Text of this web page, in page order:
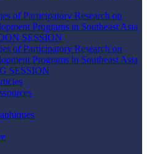
of Participatory Research on
Programs in Southeast Asia
SESSION
of Participatory Research on
Programs in Southeast Asia
SESSION